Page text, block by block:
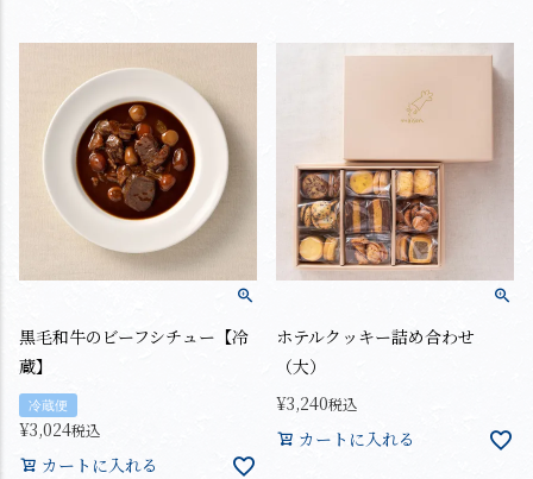
黒毛和牛のビーフシチュー【冷
蔵】
冷蔵便
¥3,024税込
カートに入れる
ホテルクッキー詰め合わせ
（大）
¥3,240税込
カートに入れる